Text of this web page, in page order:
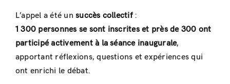
L’appel a été unsuccès collectif:
1 300 personnes se sont inscrites et près de 300 ont
participé activement à la séance inaugurale,
apportant réflexions, questions et expériences qui
ont enrichi le débat.